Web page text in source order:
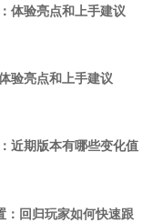
体验亮点和上手建议
验亮点和上手建议
近期版本有哪些变化值
：回归玩家如何快速跟